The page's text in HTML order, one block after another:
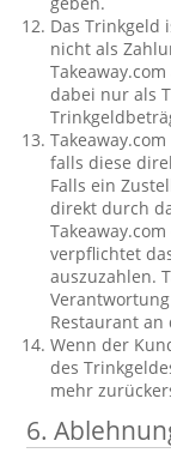
Das Trinkgeld
nicht als
dabei nur als
falls diese
Falls ein
direkt durch
verpflichtet
auszuzahlen.
Restaurant
Wenn der
des
mehr
6.